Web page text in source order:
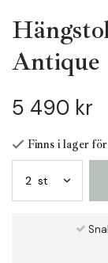
Antique
5 490 kr
Finns i lager